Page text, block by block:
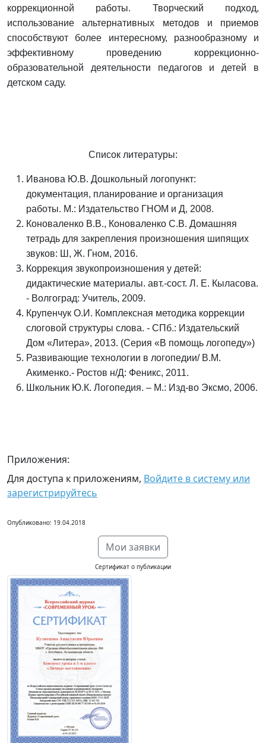
коррекционной работы. Творческий подход,
использование альтернативных методов и приемов
способствуют более интересному, разнообразному и
эффективному проведению коррекционно-
образовательной деятельности педагогов и детей в
детском саду.
Список литературы:
Иванова Ю.В. Дошкольный логопункт:
документация, планирование и организация
работы. М.: Издательство ГНОМ и Д, 2008.
Коноваленко В.В., Коноваленко С.В. Домашняя
тетрадь для закрепления произношения шипящих
звуков: Ш, Ж. Гном, 2016.
Коррекция звукопроизношения у детей:
дидактические материалы. авт.-сост. Л. Е. Кыласова.
- Волгоград: Учитель, 2009.
Крупенчук О.И. Комплексная методика коррекции
слоговой структуры слова. - СПб.: Издательский
Дом «Литера», 2013. (Серия «В помощь логопеду»)
Развивающие технологии в логопедии/ В.М.
Акименко.- Ростов н/Д: Феникс, 2011.
Школьник Ю.К. Логопедия. – М.: Изд-во Эксмо, 2006.
Приложения:
Для доступа к приложениям, Войдите в систему или
зарегистрируйтесь
Опубликовано: 19.04.2018
Мои заявки
Сертификат о публикации